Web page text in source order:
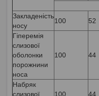
Закладеність
носу
100 52
Гіперемія
слизової
оболонки
порожнини
носа
100 44
Набряк
слизової
100 44